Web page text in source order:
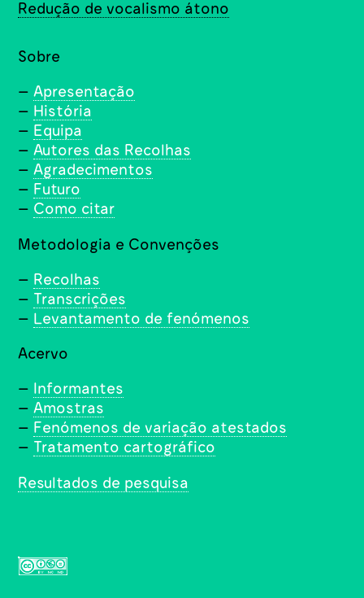
Redução de vocalismo átono
Sobre
–Apresentação
– História
– Equipa
–Autores das Recolhas
–Agradecimentos
– Futuro
– Como citar
Metodologia e Convenções
– Recolhas
– Transcrições
– Levantamento de fenómenos
Acervo
– Informantes
–Amostras
– Fenómenos de variação atestados
– Tratamento cartográfico
Resultados de pesquisa